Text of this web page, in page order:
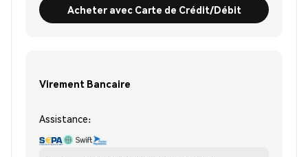
Acheter avec Carte de Crédit/Débit
Virement Bancaire
Assistance: